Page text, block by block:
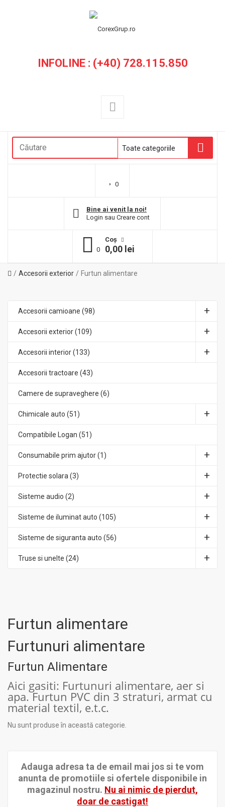
INFOLINE : (+40) 728.115.850
0
Bine ai venit la noi!
Login sau Creare cont
Coş
0
0,00 lei
Accesorii exterior Furtun alimentare
Accesorii camioane (98)
Accesorii exterior (109)
Accesorii interior (133)
Accesorii tractoare (43)
Camere de supraveghere (6)
Chimicale auto (51)
Compatibile Logan (51)
Consumabile prim ajutor (1)
Protectie solara (3)
Sisteme audio (2)
Sisteme de iluminat auto (105)
Sisteme de siguranta auto (56)
Truse si unelte (24)
Furtun alimentare
Furtunuri alimentare
Furtun Alimentare
Aici gasiti: Furtunuri alimentare, aer si
apa. Furtun PVC din 3 straturi, armat cu
material textil, e.t.c.
Nu sunt produse în această categorie.
Adauga adresa ta de email mai jos si te vom
anunta de promotiile si ofertele disponibile in
magazinul nostru. Nu ai nimic de pierdut,
doar de castigat!